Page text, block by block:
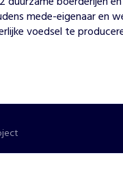
mede-eigenaar en
voedsel te